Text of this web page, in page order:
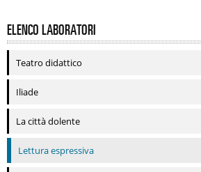
ELENCO LABORATORI
Teatro didattico
Iliade
La città dolente
Lettura espressiva